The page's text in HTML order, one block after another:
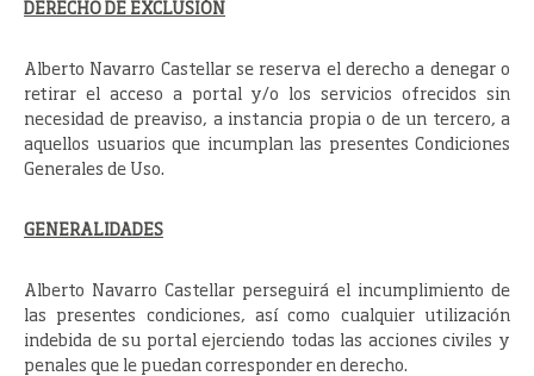
DERECHO DE EXCLUSIÓN
Alberto Navarro Castellar se reserva el derecho a denegar o
retirar el acceso a portal y/o los servicios ofrecidos sin
necesidad de preaviso, a instancia propia o de un tercero, a
aquellos usuarios que incumplan las presentes Condiciones
Generales de Uso.
GENERALIDADES
Alberto Navarro Castellar perseguirá el incumplimiento de
las presentes condiciones, así como cualquier utilización
indebida de su portal ejerciendo todas las acciones civiles y
penales que le puedan corresponder en derecho.